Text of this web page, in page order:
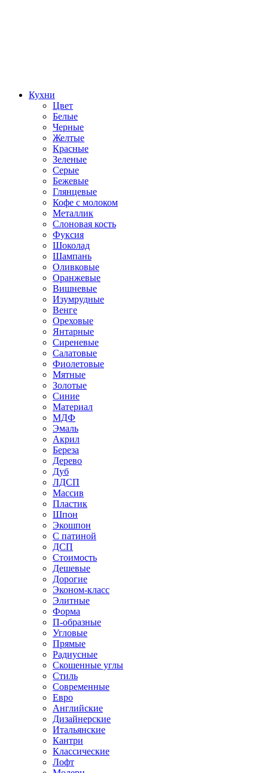
Кухни
Цвет
Белые
Черные
Желтые
Красные
Зеленые
Серые
Бежевые
Глянцевые
Кофе с молоком
Металлик
Слоновая кость
Фуксия
Шоколад
Шампань
Оливковые
Оранжевые
Вишневые
Изумрудные
Венге
Ореховые
Янтарные
Сиреневые
Салатовые
Фиолетовые
Мятные
Золотые
Синие
Материал
МДФ
Эмаль
Акрил
Береза
Дерево
Дуб
ЛДСП
Массив
Пластик
Шпон
Экошпон
С патиной
ДСП
Стоимость
Дешевые
Дорогие
Эконом-класс
Элитные
Форма
П-образные
Угловые
Прямые
Радиусные
Скошенные углы
Стиль
Современные
Евро
Английские
Дизайнерские
Итальянские
Кантри
Классические
Лофт